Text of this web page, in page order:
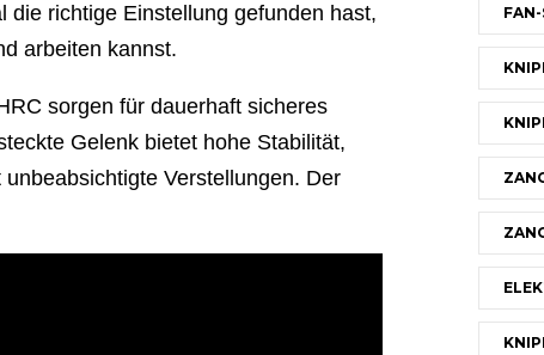
die richtige Einstellung gefunden hast,
arbeiten kannst.
sorgen für dauerhaft sicheres
Gelenk bietet hohe Stabilität,
Verstellungen. Der